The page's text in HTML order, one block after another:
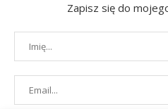
Zapisz się do